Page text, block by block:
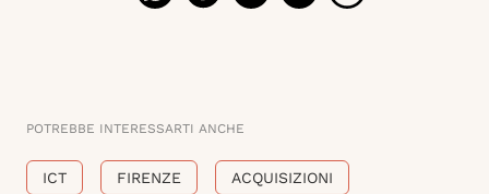
POTREBBE INTERESSARTI ANCHE
ICT FIRENZE ACQUISIZIONI